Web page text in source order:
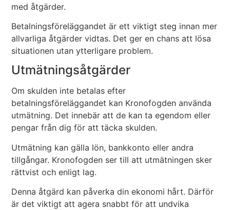
med åtgärder.
Betalningsföreläggandet är ett viktigt steg innan mer
allvarliga åtgärder vidtas. Det ger en chans att lösa
situationen utan ytterligare problem.
Utmätningsåtgärder
Om skulden inte betalas efter
betalningsföreläggandet kan Kronofogden använda
utmätning. Det innebär att de kan ta egendom eller
pengar från dig för att täcka skulden.
Utmätning kan gälla lön, bankkonto eller andra
tillgångar. Kronofogden ser till att utmätningen sker
rättvist och enligt lag.
Denna åtgärd kan påverka din ekonomi hårt. Därför
är det viktigt att agera snabbt för att undvika